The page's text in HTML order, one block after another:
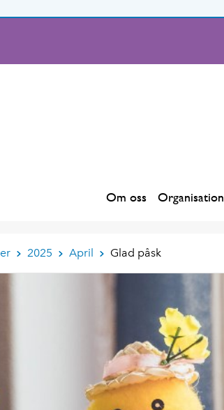
Om oss Organisation
2025 April Glad påsk